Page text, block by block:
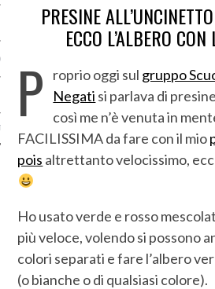
DI ACCESSO AI DATI
PRESINE
ECCO L’ALBERO
P roprio oggi sul gruppo
Negati si parlava di
così me n’è venuta in
FACILISSIMA da fare con il mio
pois altrettanto velocissimo,
Ho usato verde e rosso
più veloce, volendo si possono
colori separati e fare l’albero
(o bianche o di qualsiasi colore).